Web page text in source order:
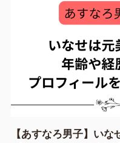
【あすなろ男子】い